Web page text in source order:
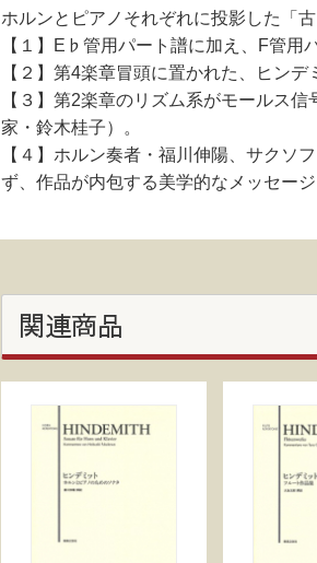
ホルンとピアノそれぞれに投影した「
【１】E♭管用パート譜に加え、F管用
【２】第4楽章冒頭に置かれた、ヒン
【３】第2楽章のリズム系がモールス
家・鈴木桂子）。
【４】ホルン奏者・福川伸陽、サクソ
ず、作品が内包する美学的なメッセージ
関連商品